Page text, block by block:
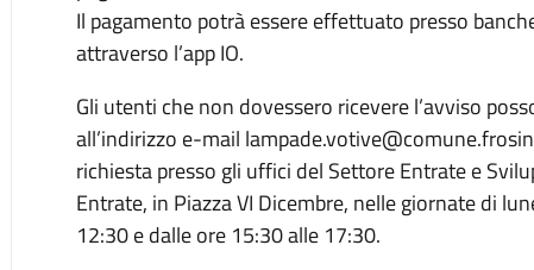
Il pagamento potrà essere effettuato presso
attraverso l’app IO.
Gli utenti che non dovessero ricevere l’avviso
all’indirizzo e-mail
richiesta presso gli uffici del Settore Entrate e
Entrate, in Piazza VI Dicembre, nelle giornate di
12:30 e dalle ore 15:30 alle 17:30.